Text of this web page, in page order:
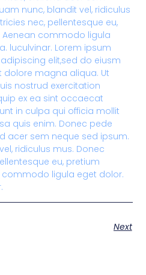
nunc, blandit vel, ridiculus
nec, pellentesque eu,
commodo ligula
luculvinar. Lorem ipsum
elit,sed do eiusm
magna aliqua. Ut
nostrud exercitation
ex ea sint occaecat
in culpa qui officia mollit
quis enim. Donec pede
acer sem neque sed ipsum.
ridiculus mus. Donec
eu, pretium
commodo ligula eget dolor.
Next